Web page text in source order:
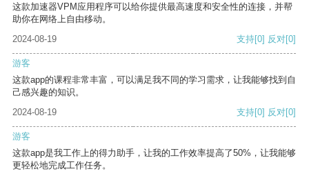
这款加速器VPM应用程序可以给你提供最高速度和安全性的连接，并帮
助你在网络上自由移动。
2024-08-19
支持[0] 反对[0]
游客
这款app的课程非常丰富，可以满足我不同的学习需求，让我能够找到自
己感兴趣的知识。
2024-08-19
支持[0] 反对[0]
游客
这款app是我工作上的得力助手，让我的工作效率提高了50%，让我能够
更轻松地完成工作任务。